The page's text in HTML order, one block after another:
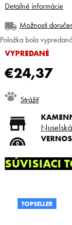
€24,37
Jednotková
cena:
VYPREDANÉ
Možnosti
Položka bola
Detailné informácie
Strážiť
Doprava
SÚVISIACI
TOPSELLER